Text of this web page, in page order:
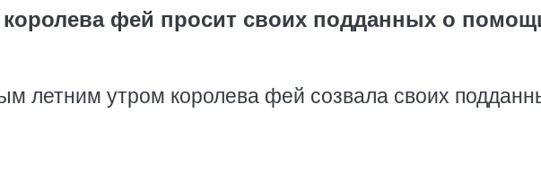
фей просит своих подданных о
летним утром королева фей созвала своих